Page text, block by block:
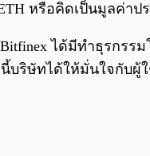
หรือคิดเป็นมูลค่าป
ได้มีทำธุรกรร
บริษัทได้ให้มั่นใจกับผู้